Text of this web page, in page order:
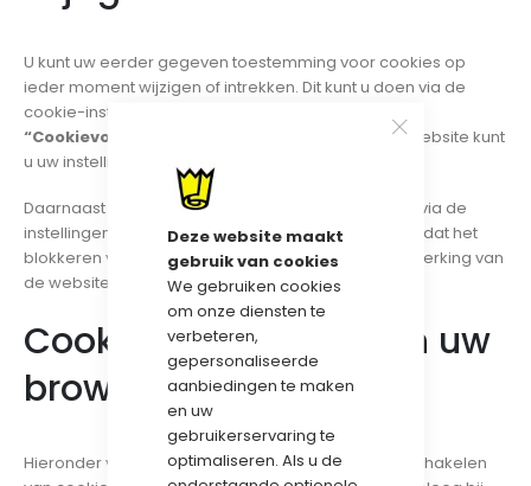
Deze website maakt
gebruik van cookies
We gebruiken cookies
om onze diensten te
verbeteren,
gepersonaliseerde
aanbiedingen te maken
en uw
gebruikerservaring te
optimaliseren. Als u de
U kunt uw eerder gegeven toestemming voor cookies op
ieder moment wijzigen of intrekken. Dit kunt u doen via de
cookie-instellingen op onze website. Via de knop
“Cookievoorkeuren aanpassen”
onderaan de website kunt
u uw instellingen opnieuw bekijken en aanpassen.
Daarnaast kunt u cookies verwijderen of blokkeren via de
instellingen van uw browser. Houd er rekening mee dat het
blokkeren van cookies invloed kan hebben op de werking van
de website.
Cookies inschakelen in uw
browser
Hieronder vindt u algemene instructies voor het inschakelen